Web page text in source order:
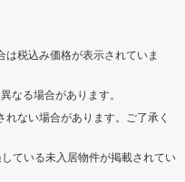
税込み価格が表示されていま
なる場合があります。
ない場合があります。ご了承く
ている未入居物件が掲載されてい